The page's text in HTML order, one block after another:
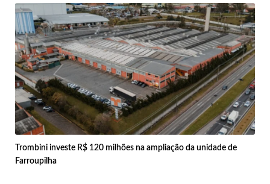
Trombini investe R$ 120 milhões na ampliação da unidade de
Farroupilha